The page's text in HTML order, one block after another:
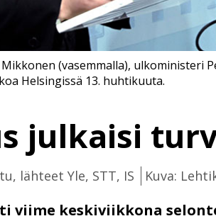
julkaisi
lähteet Yle, STT, IS Kuva:
viime keskiviikkona
(vasemmalla), ulkoministeri
Helsingissä 13. huhtikuuta.